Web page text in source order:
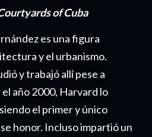
of Cuba
es una figura
y el urbanismo.
y trabajó allí pese a
año 2000, Harvard lo
el primer y único
honor. Incluso impartió un